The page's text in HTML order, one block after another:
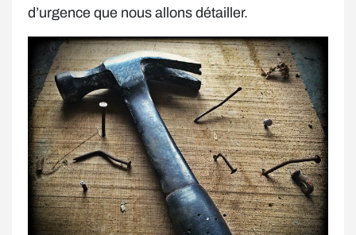
d’urgence que nous allons détailler.